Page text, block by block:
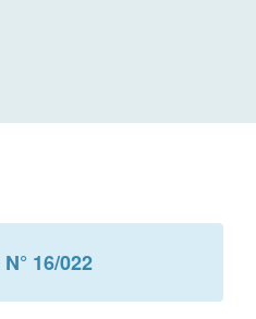
N° 16/022